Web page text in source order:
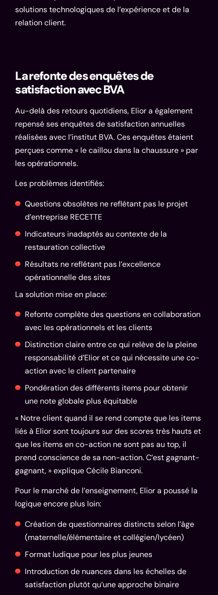
solutions technologiques de l’expérience et de la
relation client.
La refonte des enquêtes de
satisfaction avec BVA
Au-delà des retours quotidiens, Elior a également
repensé ses enquêtes de satisfaction annuelles
réalisées avec l’institut BVA. Ces enquêtes étaient
perçues comme « le caillou dans la chaussure » par
les opérationnels.
Les problèmes identifiés:
Questions obsolètes ne reflétant pas le projet
d’entreprise RECETTE
Indicateurs inadaptés au contexte de la
restauration collective
Résultats ne reflétant pas l’excellence
opérationnelle des sites
La solution mise en place:
Refonte complète des questions en collaboration
avec les opérationnels et les clients
Distinction claire entre ce qui relève de la pleine
responsabilité d’Elior et ce qui nécessite une co-
action avec le client partenaire
Pondération des différents items pour obtenir
une note globale plus équitable
« Notre client quand il se rend compte que les items
liés à Elior sont toujours sur des scores très hauts et
que les items en co-action ne sont pas au top, il
prend conscience de sa non-action. C’est gagnant-
gagnant, » explique Cécile Bianconi.
Pour le marché de l’enseignement, Elior a poussé la
logique encore plus loin:
Création de questionnaires distincts selon l’âge
(maternelle/élémentaire et collégien/lycéen)
Format ludique pour les plus jeunes
Introduction de nuances dans les échelles de
satisfaction plutôt qu’une approche binaire